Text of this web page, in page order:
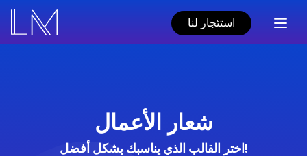
استئجار لنا
شعار الأعمال
اختر القالب الذي يناسبك بشكل أفضل!